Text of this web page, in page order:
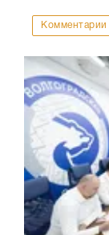
Комментарии